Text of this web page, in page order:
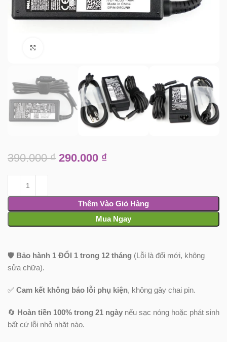
390.000₫ 290.000 ₫
Thêm Vào Giỏ Hàng
Mua Ngay
🛡️ Bảo hành 1 ĐỔI 1 trong 12 tháng (Lỗi là đổi mới, không
sửa chữa).
✅Cam kết không báo lỗi phụ kiện, không gây chai pin.
🔄 Hoàn tiền 100% trong 21 ngày nếu sạc nóng hoặc phát sinh
bất cứ lỗi nhỏ nhặt nào.